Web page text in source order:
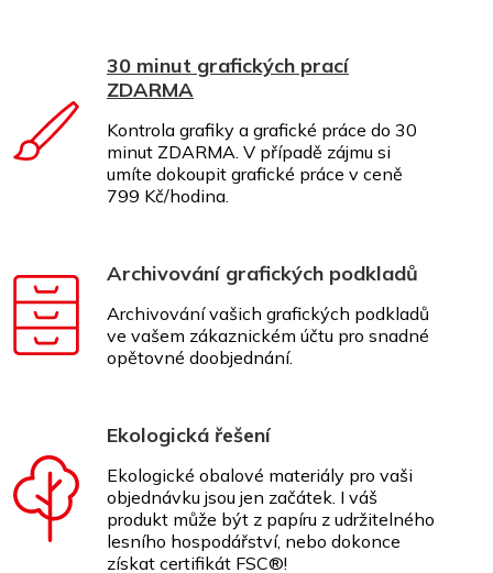
30 minut grafických prací
ZDARMA
Kontrola grafiky a grafické práce do 30
minut ZDARMA. V případě zájmu si
umíte dokoupit grafické práce v ceně
799 Kč/hodina.
Archivování grafických podkladů
Archivování vašich grafických podkladů
ve vašem zákaznickém účtu pro snadné
opětovné doobjednání.
Ekologická řešení
Ekologické obalové materiály pro vaši
objednávku jsou jen začátek. I váš
produkt může být z papíru z udržitelného
lesního hospodářství, nebo dokonce
získat certifikát FSC®!